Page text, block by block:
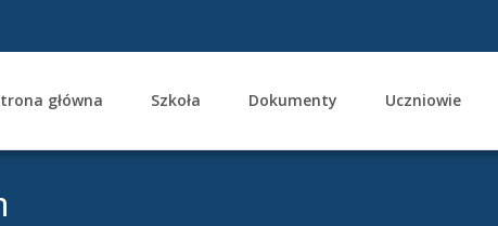
główna Szkoła Dokumenty Uczniowie